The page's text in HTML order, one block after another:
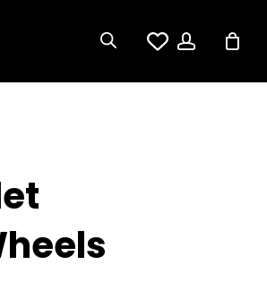
account